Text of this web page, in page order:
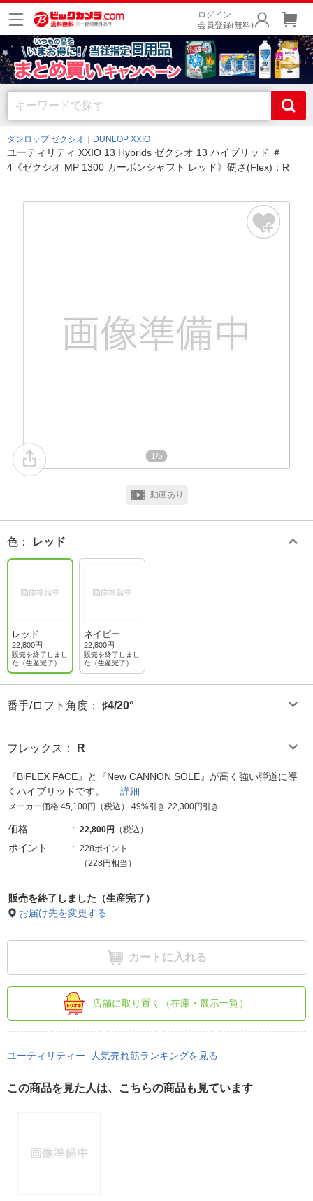
ログイン
会員登録(無料)
ダンロップ ゼクシオ｜DUNLOP XXIO
ユーティリティ XXIO 13 Hybrids ゼクシオ 13 ハイブリッド ＃
4《ゼクシオ MP 1300 カーボンシャフト レッド》硬さ(Flex)：R
1/5
動画あり
色 ： レッド
レッド
22,800円
販売を終了しまし
た（生産完了）
ネイビー
22,800円
販売を終了しまし
た（生産完了）
番手/ロフト角度 ： ♯4/20°
フレックス ： R
『BiFLEX FACE』と『New CANNON SOLE』が高く強い弾道に導
くハイブリッドです。 詳細
メーカー価格 45,100円（税込） 49%引き 22,300円引き
価格 22,800円 （税込）
ポイント
228ポイント
（228円相当）
販売を終了しました（生産完了）
お届け先を変更する
カートに入れる
店舗に取り置く（在庫・展示一覧）
ユーティリティー 人気売れ筋ランキングを見る
この商品を見た人は、こちらの商品も見ています